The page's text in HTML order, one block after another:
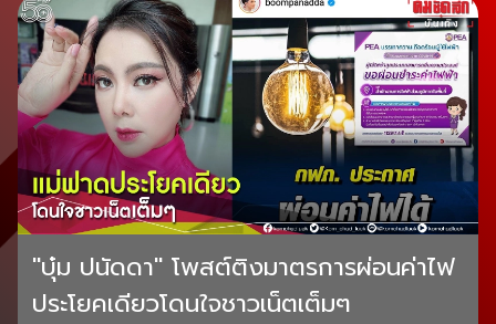
"บุ๋ม ปนัดดา" โพสต์ติงมาตรการผ่อนค่าไฟ
ประโยคเดียวโดนใจชาวเน็ตเต็มๆ